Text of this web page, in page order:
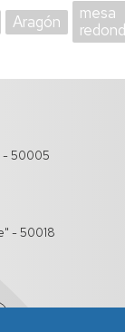
Aragón
mesa
- 50005
- 50018